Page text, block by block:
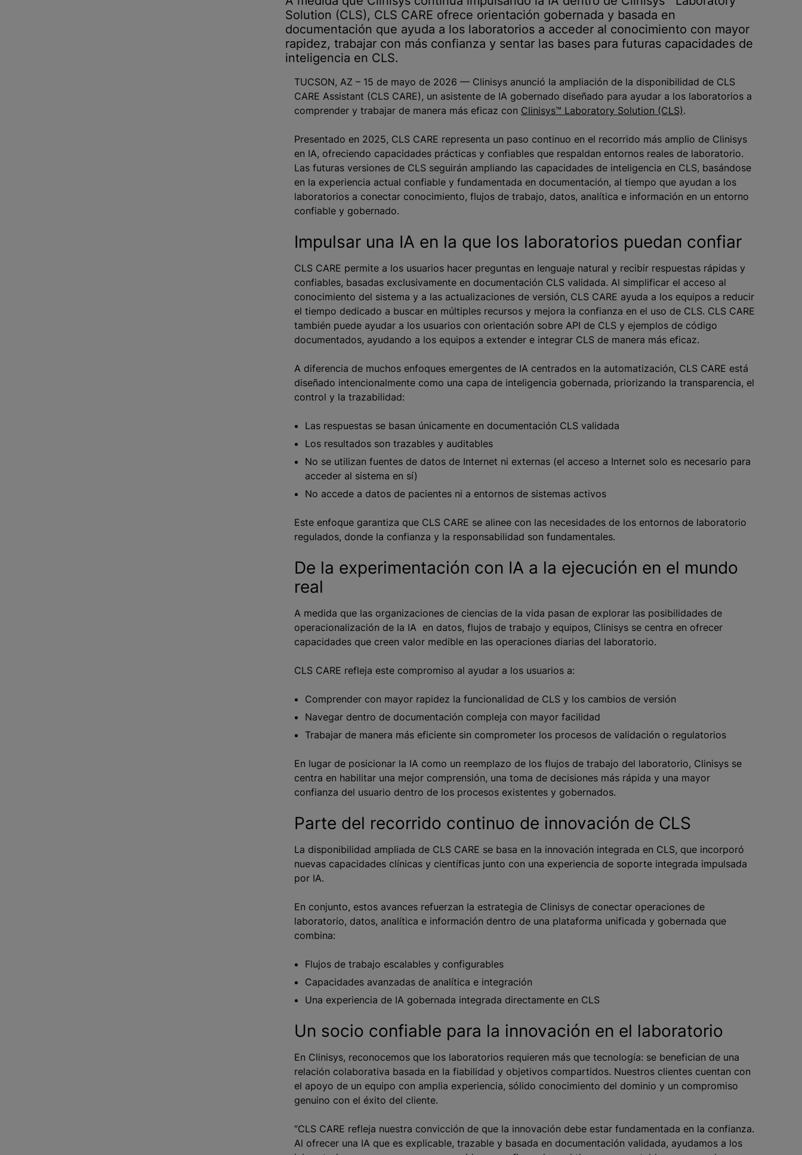
Solution (CLS), CLS CARE ofrece orientación gobernada y basada en
documentación que ayuda a los laboratorios a acceder al conocimiento con mayor
rapidez, trabajar con más confianza y sentar las bases para futuras capacidades de
inteligencia en CLS.
TUCSON, AZ – 15 de mayo de 2026 — Clinisys anunció la ampliación de la disponibilidad de CLS
CARE Assistant (CLS CARE), un asistente de IA gobernado diseñado para ayudar a los laboratorios a
comprender y trabajar de manera más eficaz con Clinisys™ Laboratory Solution (CLS).
Presentado en 2025, CLS CARE representa un paso continuo en el recorrido más amplio de Clinisys
en IA, ofreciendo capacidades prácticas y confiables que respaldan entornos reales de laboratorio.
Las futuras versiones de CLS seguirán ampliando las capacidades de inteligencia en CLS, basándose
en la experiencia actual confiable y fundamentada en documentación, al tiempo que ayudan a los
laboratorios a conectar conocimiento, flujos de trabajo, datos, analítica e información en un entorno
confiable y gobernado.
Impulsar una IA en la que los laboratorios puedan confiar
CLS CARE permite a los usuarios hacer preguntas en lenguaje natural y recibir respuestas rápidas y
confiables, basadas exclusivamente en documentación CLS validada. Al simplificar el acceso al
conocimiento del sistema y a las actualizaciones de versión, CLS CARE ayuda a los equipos a reducir
el tiempo dedicado a buscar en múltiples recursos y mejora la confianza en el uso de CLS. CLS CARE
también puede ayudar a los usuarios con orientación sobre API de CLS y ejemplos de código
documentados, ayudando a los equipos a extender e integrar CLS de manera más eficaz.
A diferencia de muchos enfoques emergentes de IA centrados en la automatización, CLS CARE está
diseñado intencionalmente como una capa de inteligencia gobernada, priorizando la transparencia, el
control y la trazabilidad:
Las respuestas se basan únicamente en documentación CLS validada
Los resultados son trazables y auditables
No se utilizan fuentes de datos de Internet ni externas (el acceso a Internet solo es necesario para
acceder al sistema en sí)
No accede a datos de pacientes ni a entornos de sistemas activos
Este enfoque garantiza que CLS CARE se alinee con las necesidades de los entornos de laboratorio
regulados, donde la confianza y la responsabilidad son fundamentales.
De la experimentación con IA a la ejecución en el mundo
real
A medida que las organizaciones de ciencias de la vida pasan de explorar las posibilidades de
operacionalización de la IA en datos, flujos de trabajo y equipos, Clinisys se centra en ofrecer
capacidades que creen valor medible en las operaciones diarias del laboratorio.
CLS CARE refleja este compromiso al ayudar a los usuarios a:
Comprender con mayor rapidez la funcionalidad de CLS y los cambios de versión
Navegar dentro de documentación compleja con mayor facilidad
Trabajar de manera más eficiente sin comprometer los procesos de validación o regulatorios
En lugar de posicionar la IA como un reemplazo de los flujos de trabajo del laboratorio, Clinisys se
centra en habilitar una mejor comprensión, una toma de decisiones más rápida y una mayor
confianza del usuario dentro de los procesos existentes y gobernados.
Parte del recorrido continuo de innovación de CLS
La disponibilidad ampliada de CLS CARE se basa en la innovación integrada en CLS, que incorporó
nuevas capacidades clínicas y científicas junto con una experiencia de soporte integrada impulsada
por IA.
En conjunto, estos avances refuerzan la estrategia de Clinisys de conectar operaciones de
laboratorio, datos, analítica e información dentro de una plataforma unificada y gobernada que
combina:
Flujos de trabajo escalables y configurables
Capacidades avanzadas de analítica e integración
Una experiencia de IA gobernada integrada directamente en CLS
Un socio confiable para la innovación en el laboratorio
En Clinisys, reconocemos que los laboratorios requieren más que tecnología: se benefician de una
relación colaborativa basada en la fiabilidad y objetivos compartidos. Nuestros clientes cuentan con
el apoyo de un equipo con amplia experiencia, sólido conocimiento del dominio y un compromiso
genuino con el éxito del cliente.
“CLS CARE refleja nuestra convicción de que la innovación debe estar fundamentada en la confianza.
Al ofrecer una IA que es explicable, trazable y basada en documentación validada, ayudamos a los